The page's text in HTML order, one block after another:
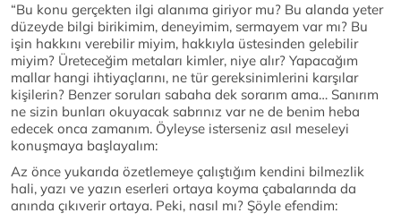
“Bu konu gerçekten ilgi alanıma giriyor mu? Bu alanda yeter
düzeyde bilgi birikimim, deneyimim, sermayem var mı? Bu
işin hakkını verebilir miyim, hakkıyla üstesinden gelebilir
miyim? Üreteceğim metaları kimler, niye alır? Yapacağım
mallar hangi ihtiyaçlarını, ne tür gereksinimlerini karşılar
kişilerin? Benzer soruları sabaha dek sorarım ama… Sanırım
ne sizin bunları okuyacak sabrınız var ne de benim heba
edecek onca zamanım. Öyleyse isterseniz asıl meseleyi
konuşmaya başlayalım:
Az önce yukarıda özetlemeye çalıştığım kendini bilmezlik
hali, yazı ve yazın eserleri ortaya koyma çabalarında da
anında çıkıverir ortaya. Peki, nasıl mı? Şöyle efendim: